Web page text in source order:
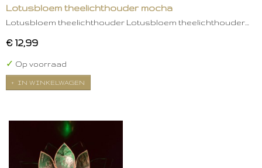
Lotusbloem theelichthouder mocha
Lotusbloem theelichthouder Lotusbloem theelichthouder…
€ 12,99
✓ Op voorraad
IN WINKELWAGEN